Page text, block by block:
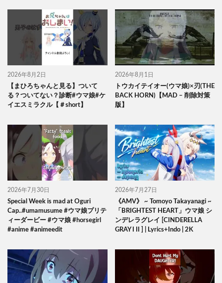
2026年8月2日
【まひろちゃんと見る】ついて
る？ついてない？診断#ウマ娘#ケ
イエスミラクル【＃short】
2026年8月1日
トウカイテイオー(ウマ娘)×刃(THE
BACK HORN)【MAD – 削除対策
版】
2026年7月30日
Special Week is mad at Oguri
Cap..#umamusume #ウマ娘プリテ
ィーダービー #ウマ娘 #horsegirl
#anime #animeedit
2026年7月27日
《AMV》 ~ Tomoyo Takayanagi ~
「BRIGHTEST HEART」ウマ娘 シ
ンデレラグレイ [CINDERELLA
GRAY I II ] | Lyrics+Indo | 2K